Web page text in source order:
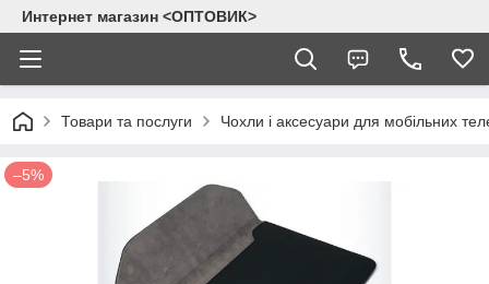
Интернет магазин <ОПТОВИК>
Товари та послуги Чохли і аксесуари для мобільних
–5%